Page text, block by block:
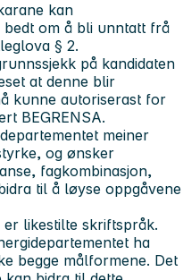
kan
om å bli unntatt frå
§ 2.
på kandidaten
at denne blir
kunne autoriserast for
BEGRENSA.
meiner
og ønsker
fagkombinasjon,
til å løyse oppgåvene
likestilte skriftspråk.
ha
begge målformene. Det